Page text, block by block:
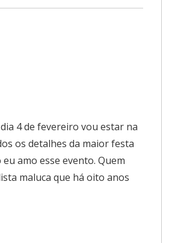
4 de fevereiro vou estar na
os detalhes da maior festa
amo esse evento. Quem
maluca que há oito anos